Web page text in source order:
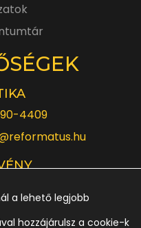
4409
a lehető legjobb
hozzájárulsz a cookie-k